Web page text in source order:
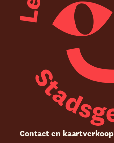
Contact en kaartverkoop